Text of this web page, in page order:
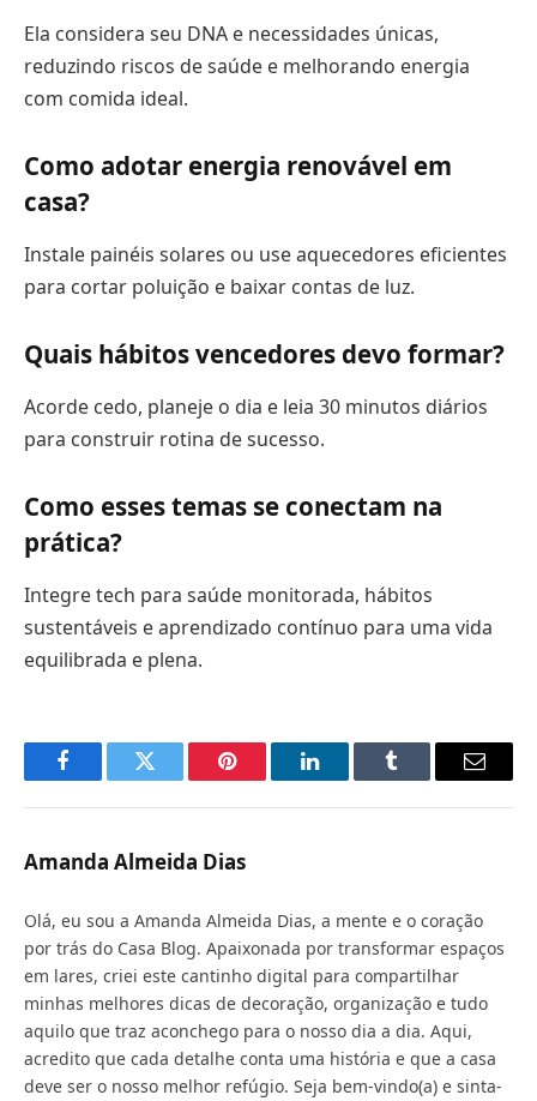
Ela considera seu DNA e necessidades únicas,
reduzindo riscos de saúde e melhorando energia
com comida ideal.
Como adotar energia renovável em
casa?
Instale painéis solares ou use aquecedores eficientes
para cortar poluição e baixar contas de luz.
Quais hábitos vencedores devo formar?
Acorde cedo, planeje o dia e leia 30 minutos diários
para construir rotina de sucesso.
Como esses temas se conectam na
prática?
Integre tech para saúde monitorada, hábitos
sustentáveis e aprendizado contínuo para uma vida
equilibrada e plena.
FacebookTwitter Pinterest LinkedInTumblr Email
Amanda Almeida Dias
Olá, eu sou a Amanda Almeida Dias, a mente e o coração
por trás do Casa Blog. Apaixonada por transformar espaços
em lares, criei este cantinho digital para compartilhar
minhas melhores dicas de decoração, organização e tudo
aquilo que traz aconchego para o nosso dia a dia. Aqui,
acredito que cada detalhe conta uma história e que a casa
deve ser o nosso melhor refúgio. Seja bem-vindo(a) e sinta-